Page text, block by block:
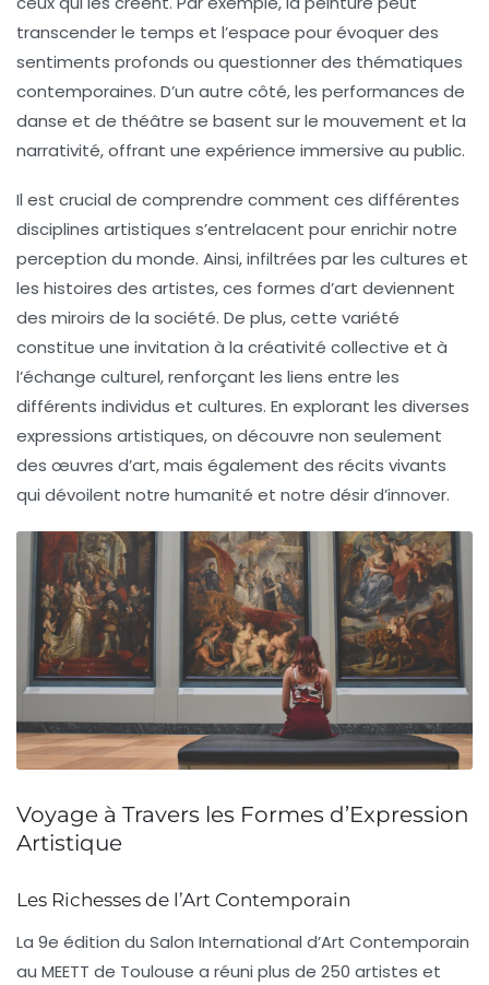
transcender le temps et l’espace pour évoquer des
sentiments profonds ou questionner des thématiques
contemporaines. D’un autre côté, les performances de
danse et de théâtre se basent sur le mouvement et la
narrativité, offrant une expérience immersive au public.
Il est crucial de comprendre comment ces différentes
disciplines artistiques s’entrelacent pour enrichir notre
perception du monde. Ainsi, infiltrées par les cultures et
les histoires des artistes, ces formes d’art deviennent
des miroirs de la société. De plus, cette variété
constitue une invitation à la créativité collective et à
l’échange culturel, renforçant les liens entre les
différents individus et cultures. En explorant les diverses
expressions artistiques, on découvre non seulement
des œuvres d’art, mais également des récits vivants
qui dévoilent notre humanité et notre désir d’innover.
Voyage à Travers les Formes d’Expression
Artistique
Les Richesses de l’Art Contemporain
La 9e édition du Salon International d’Art Contemporain
au MEETT de Toulouse a réuni plus de 250 artistes et